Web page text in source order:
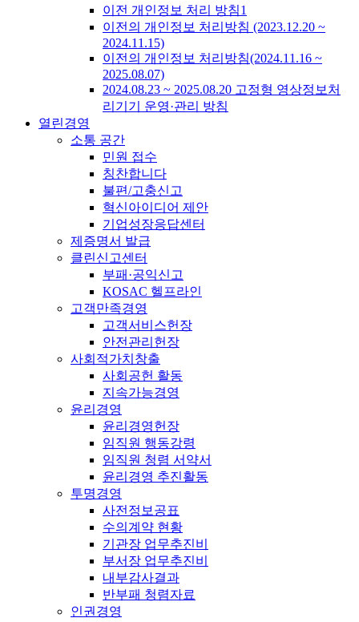
이전 개인정보 처리 방침1
이전의 개인정보 처리방침 (2023.12.20 ~
2024.11.15)
이전의 개인정보 처리방침(2024.11.16 ~
2025.08.07)
2024.08.23 ~ 2025.08.20 고정형 영상정보처
리기기 운영·관리 방침
열린경영
소통 공간
민원 접수
칭찬합니다
불편/고충신고
혁신아이디어 제안
기업성장응답센터
제증명서 발급
클린신고센터
부패·공익신고
KOSAC 헬프라인
고객만족경영
고객서비스헌장
안전관리헌장
사회적가치창출
사회공헌 활동
지속가능경영
윤리경영
윤리경영헌장
임직원 행동강령
임직원 청렴 서약서
윤리경영 추진활동
투명경영
사전정보공표
수의계약 현황
기관장 업무추진비
부서장 업무추진비
내부감사결과
반부패 청렴자료
인권경영